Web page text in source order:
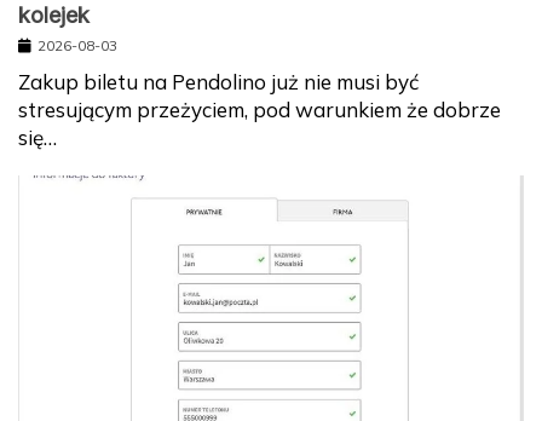
kolejek
2026-08-03
Zakup biletu na Pendolino już nie musi być
stresującym przeżyciem, pod warunkiem że dobrze
się…